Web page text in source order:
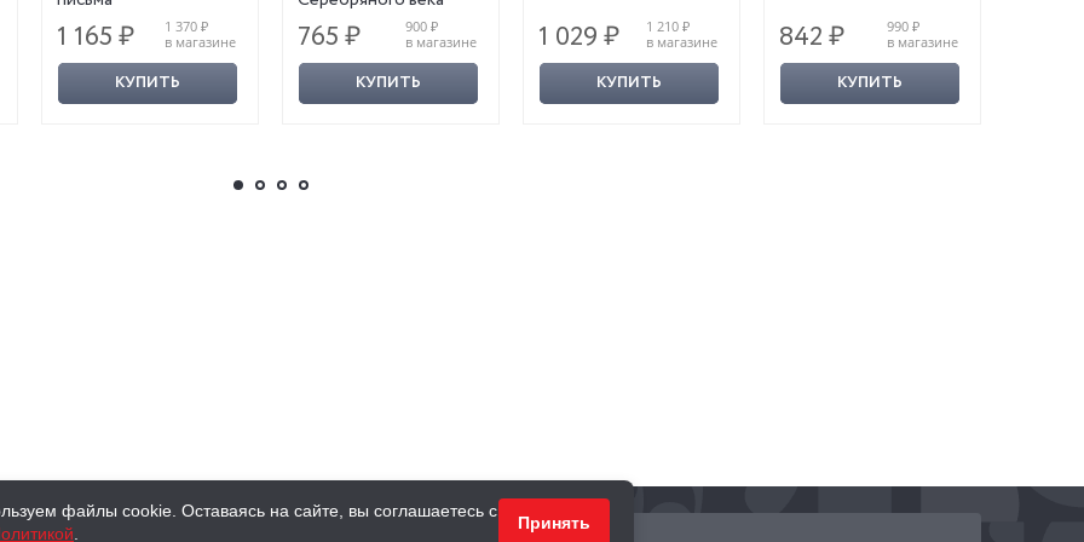
1 165 ₽
1 370 ₽
в магазине
КУПИТЬ
765 ₽
900 ₽
в магазине
КУПИТЬ
1 029 ₽
1 210 ₽
в магазине
КУПИТЬ
842 ₽
990 ₽
в магазине
КУПИТЬ
файлы cookie. Оставаясь на сайте, вы соглашаетесь с
Принять